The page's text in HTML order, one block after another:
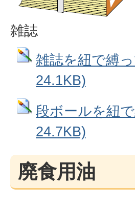
雑誌
雑誌を紐で縛
24.1KB)
段ボールを紐
24.7KB)
廃食用油